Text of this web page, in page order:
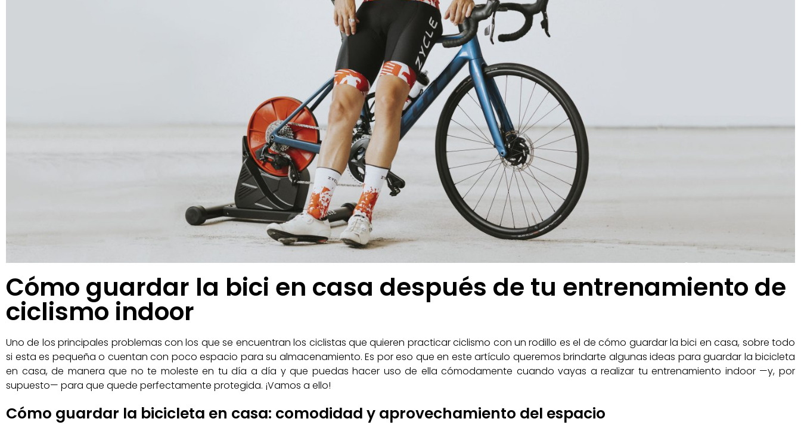
Cómo guardar la bici en casa después de tu entrenamiento de
ciclismo indoor
Uno de los principales problemas con los que se encuentran los ciclistas que quieren practicar ciclismo con un rodillo es el de cómo guardar la bici en casa, sobre todo
si esta es pequeña o cuentan con poco espacio para su almacenamiento. Es por eso que en este artículo queremos brindarte algunas ideas para guardar la bicicleta
en casa, de manera que no te moleste en tu día a día y que puedas hacer uso de ella cómodamente cuando vayas a realizar tu entrenamiento indoor —y, por
supuesto— para que quede perfectamente protegida. ¡Vamos a ello!
Cómo guardar la bicicleta en casa: comodidad y aprovechamiento del espacio